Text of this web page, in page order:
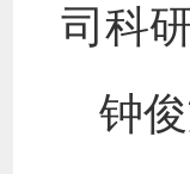
司科
钟